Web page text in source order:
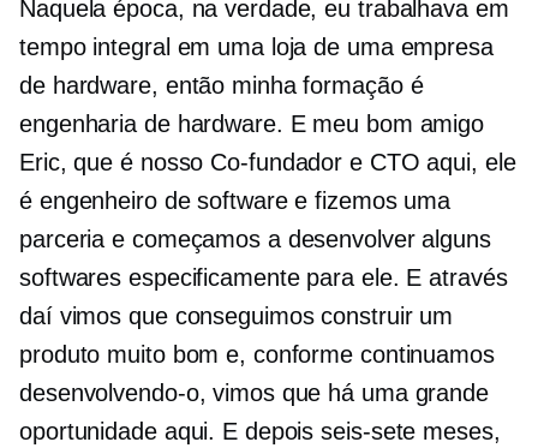
Naquela época, na verdade, eu trabalhava em
tempo integral em uma loja de uma empresa
de hardware, então minha formação é
engenharia de hardware. E meu bom amigo
Eric, que é nosso Co-fundador e CTO aqui, ele
é engenheiro de software e fizemos uma
parceria e começamos a desenvolver alguns
softwares especificamente para ele. E através
daí vimos que conseguimos construir um
produto muito bom e, conforme continuamos
desenvolvendo-o, vimos que há uma grande
oportunidade aqui. E depoisseis-sete meses,